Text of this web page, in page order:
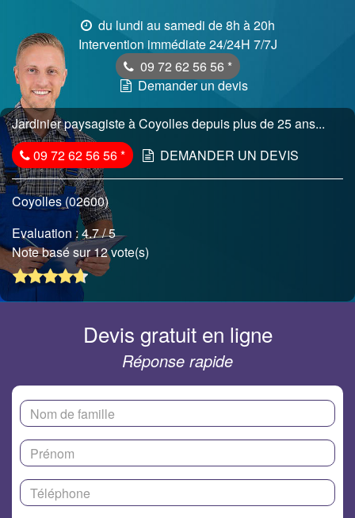
du lundi au samedi de 8h à 20h
Intervention immédiate 24/24H 7/7J
09 72 62 56 56 *
Demander un devis
Jardinier paysagiste à Coyolles depuis plus de 25 ans...
09 72 62 56 56* DEMANDER UN DEVIS
Coyolles (02600)
Evaluation :4.7/ 5
Note basé sur 12 vote(s)
Devis gratuit en ligne
Réponse rapide